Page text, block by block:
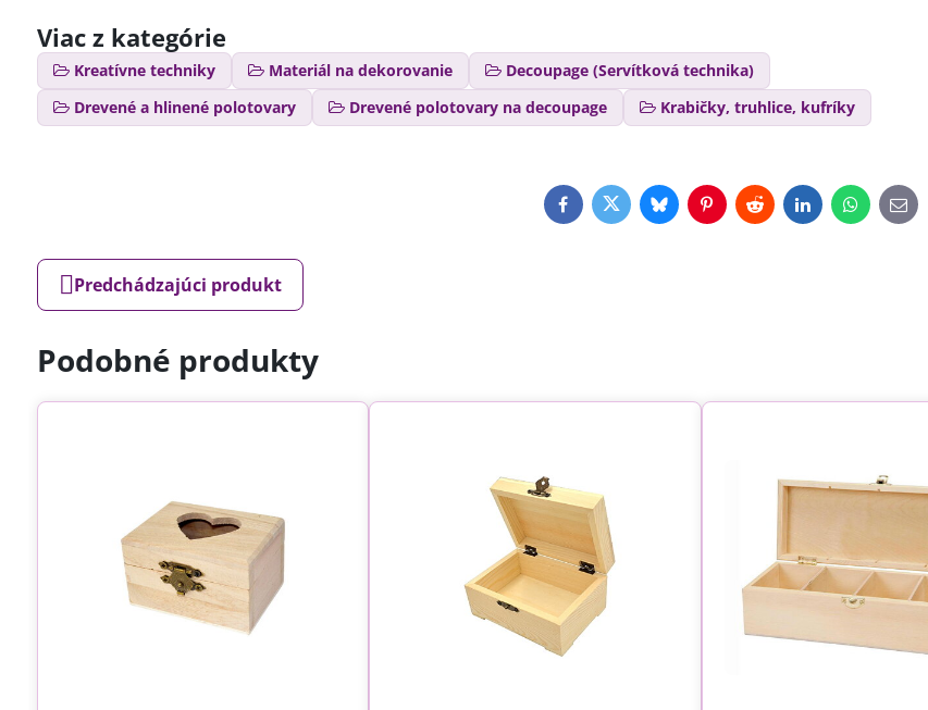
Viac z kategórie
Kreatívne techniky Materiál na dekorovanie
Decoupage (Servítková technika)
Drevené a hlinené polotovary
Drevené polotovary na decoupage Krabičky, truhlice, kufríky
FacebookTwitterBlueskyPinterestRedditLinkedInWhatsApp
E-
mail
Predchádzajúci produkt
Podobné produkty